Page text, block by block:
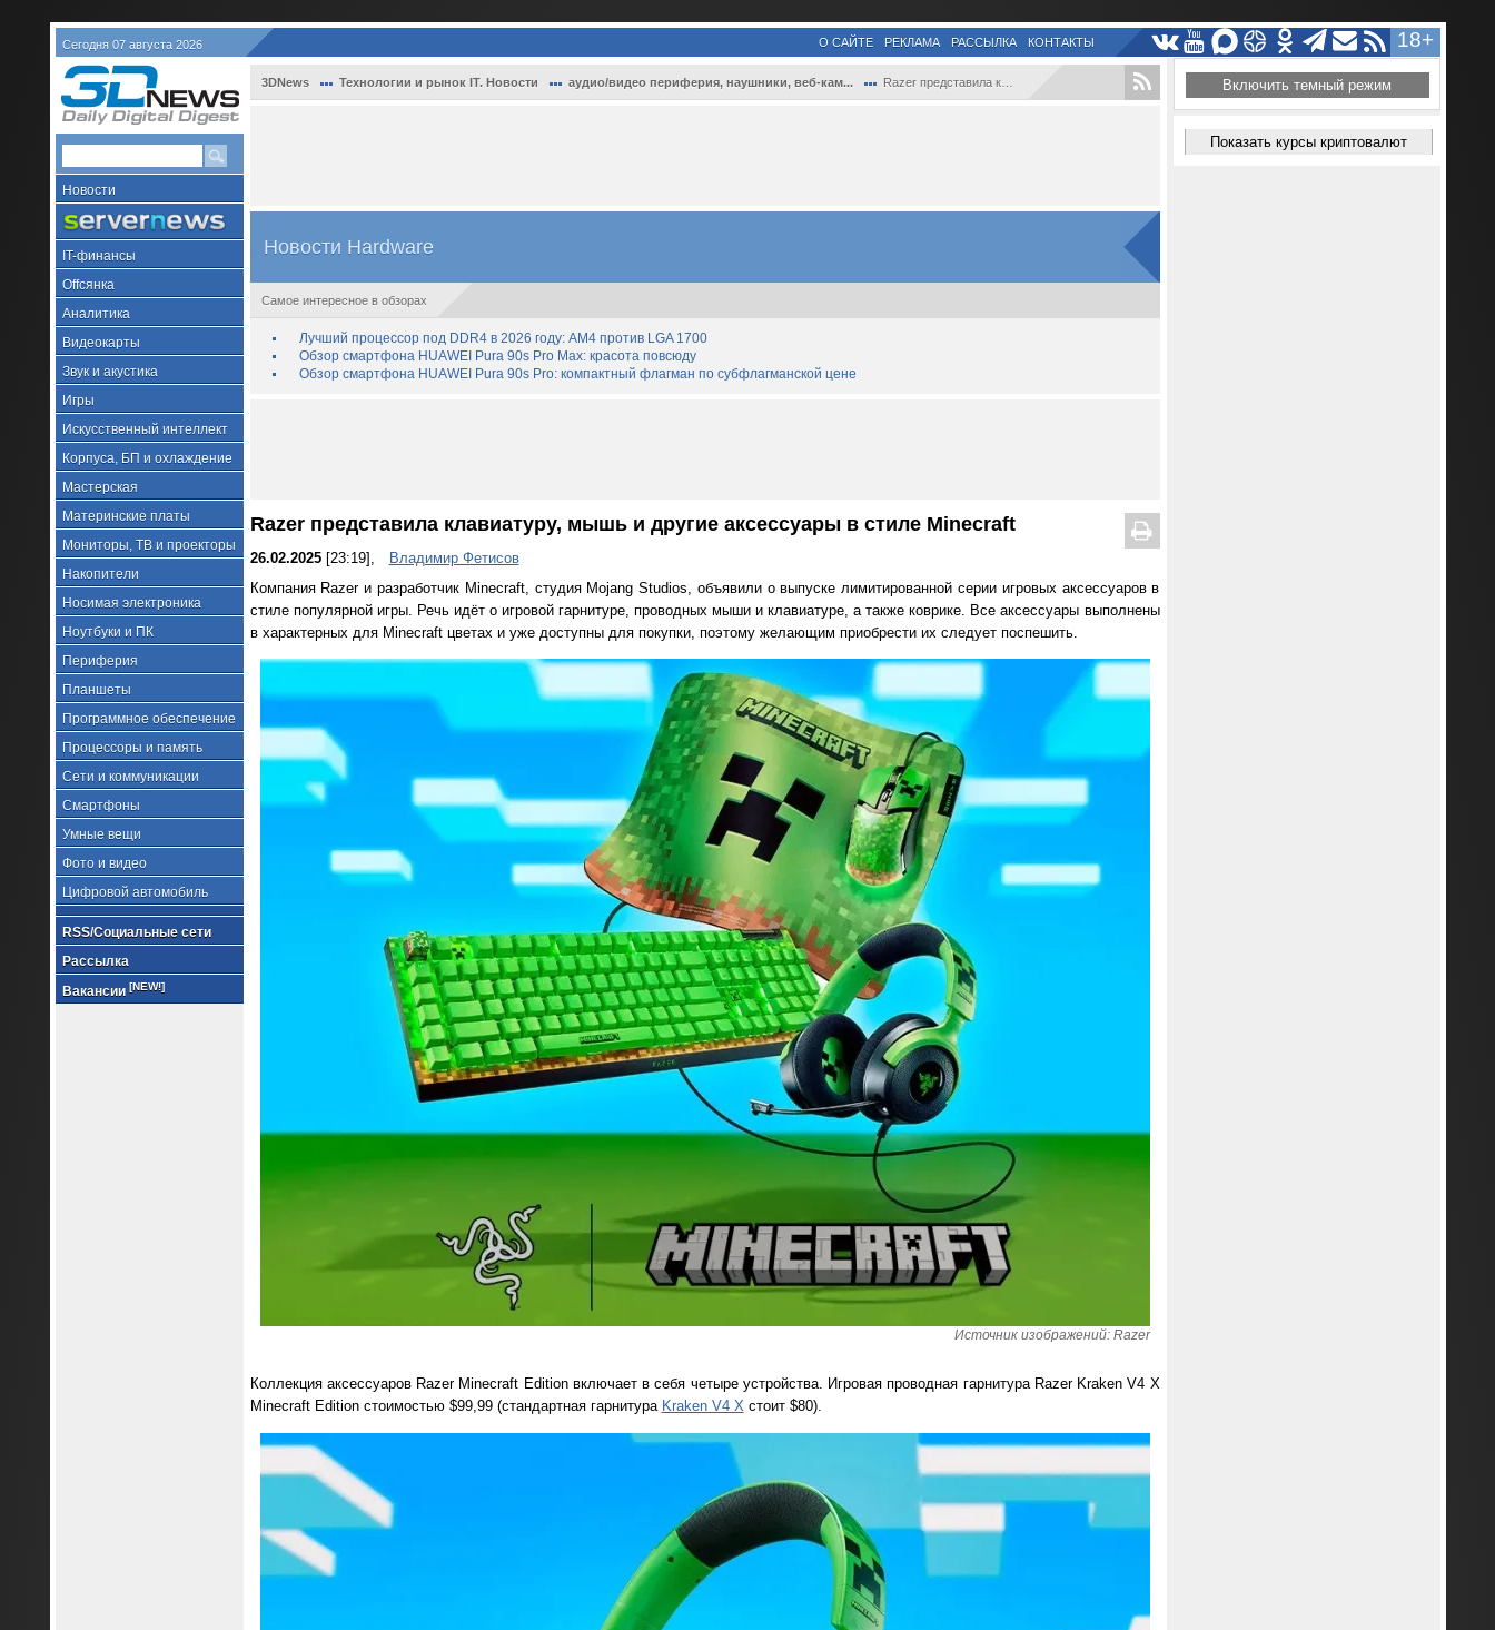
Сегодня 07 августа 2026 18+
О САЙТЕ РЕКЛАМА РАССЫЛКА КОНТАКТЫ
Новости
IT-финансы
Offсянка
Аналитика
Видеокарты
Звук и акустика
Игры
Искусственный интеллект
Корпуса, БП и охлаждение
Мастерская
Материнские платы
Мониторы, ТВ и проекторы
Накопители
Носимая электроника
Ноутбуки и ПК
Периферия
Планшеты
Программное обеспечение
Процессоры и память
Сети и коммуникации
Смартфоны
Умные вещи
Фото и видео
Цифровой автомобиль
RSS/Социальные сети
Рассылка
Вакансии [NEW!]
3DNews Технологии и рынок IT. Новости аудио/видео периферия, наушники, веб-кам... Razer представила клавиатуру, мышь и дру...
Новости Hardware
Самое интересное в обзорах
Лучший процессор под DDR4 в 2026 году: AM4 против LGA 1700
Обзор смартфона HUAWEI Pura 90s Pro Max: красота повсюду
Обзор смартфона HUAWEI Pura 90s Pro: компактный флагман по субфлагманской цене
Razer представила клавиатуру, мышь и другие аксессуары в стиле Minecraft
26.02.2025[23:19],
Владимир Фетисов
Компания Razer и разработчик Minecraft, студия Mojang Studios, объявили о выпуске лимитированной серии игровых аксессуаров в
стиле популярной игры. Речь идёт о игровой гарнитуре, проводных мыши и клавиатуре, а также коврике. Все аксессуары выполнены
в характерных для Minecraft цветах и уже доступны для покупки, поэтому желающим приобрести их следует поспешить.
Источник изображений: Razer
Коллекция аксессуаров Razer Minecraft Edition включает в себя четыре устройства. Игровая проводная гарнитура Razer Kraken V4 X
Minecraft Edition стоимостью $99,99 (стандартная гарнитура Kraken V4 Xстоит $80).
Включить темный режим
Показать курсы криптовалют